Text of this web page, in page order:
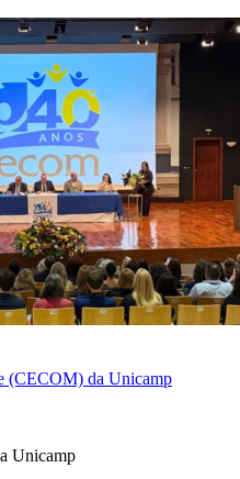
(CECOM) da Unicamp
Unicamp